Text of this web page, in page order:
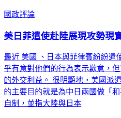
國政評論
美日菲遣使赴陸展現攻勢現
最近 美國 、日本與菲律賓紛紛遣
乎有意對他們的行為表示歉意，
的外交利益。 很明顯地，美國派
的主要目的就是為中日兩國做「
自制，並指大陸與日本